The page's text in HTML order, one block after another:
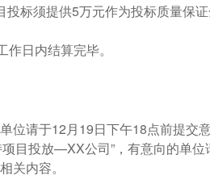
标须提供5万元作为投标质量保
日内结算完毕。
位请于12月19日下午18点前提交
目投放—XX公司”，有意向的单
关内容。